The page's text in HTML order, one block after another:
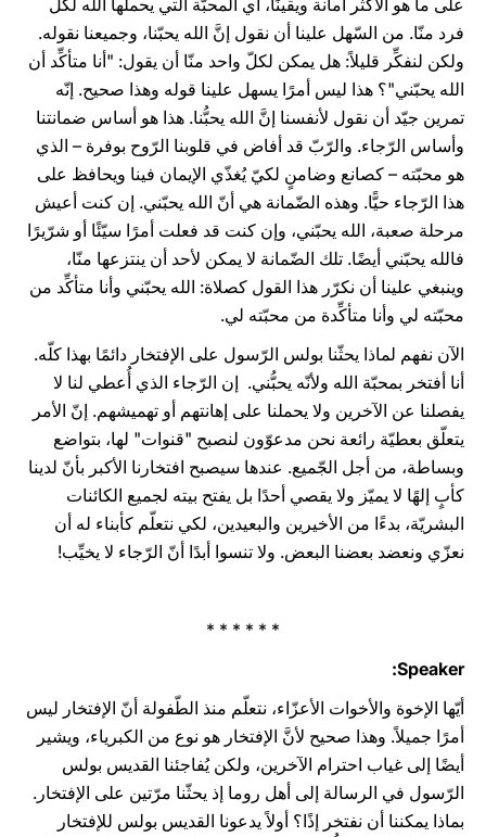
على ما هو الأكثر أمانة ويقينًا، أي المحبّة التي يحملها الله لكلّ
فرد منّا. من السّهل علينا أن نقول إنَّ الله يحبّنا، وجميعنا نقوله.
ولكن لنفكِّر قليلاً: هل يمكن لكلّ واحد منّا أن يقول: "أنا متأكِّد أن
الله يحبّني"؟ هذا ليس أمرًا يسهل علينا قوله وهذا صحيح. إنّه
تمرين جيّد أن نقول لأنفسنا إنَّ الله يحبُّنا. هذا هو أساس ضمانتنا
وأساس الرّجاء. والرّبّ قد أفاض في قلوبنا الرّوح بوفرة – الذي
هو محبّته – كصانع وضامنٍ لكيّ يُغذّي الإيمان فينا ويحافظ على
هذا الرّجاء حيًّا. وهذه الضّمانة هي أنّ الله يحبّني. إن كنت أعيش
مرحلة صعبة، الله يحبّني، وإن كنت قد فعلت أمرًا سيّئًا أو شرّيرًا
فالله يحبّني أيضًا. تلك الضّمانة لا يمكن لأحد أن ينتزعها منّا،
وينبغي علينا أن نكرّر هذا القول كصلاة: الله يحبّني وأنا متأكِّد من
محبّته لي وأنا متأكِّدة من محبّته لي.
الآن نفهم لماذا يحثّنا بولس الرّسول على الإفتخار دائمًا بهذا كلّه.
أنا أفتخر بمحبّة الله ولأنّه يحبُّني. إن الرّجاء الذي أُعطي لنا لا
يفصلنا عن الآخرين ولا يحملنا على إهانتهم أو تهميشهم. إنّ الأمر
يتعلّق بعطيّة رائعة نحن مدعوّون لنصبح "قنوات" لها، بتواضع
وبساطة، من أجل الجّميع. عندها سيصبح افتخارنا الأكبر بأنّ لدينا
كأبٍ إلهًا لا يميّز ولا يقصي أحدًا بل يفتح بيته لجميع الكائنات
البشريّة، بدءًا من الأخيرين والبعيدين، لكي نتعلّم كأبناء له أن
نعزّي ونعضد بعضنا البعض. ولا تنسوا أبدًا أنّ الرّجاء لا يخيِّب!
* * * * * *
Speaker:
أيّها الإخوة والأخوات الأعزّاء، نتعلّم منذ الطّفولة أنّ الإفتخار ليس
أمرًا جميلاً. وهذا صحيح لأنَّ الإفتخار هو نوع من الكبرياء، ويشير
أيضًا إلى غياب احترام الآخرين، ولكن يُفاجئنا القديس بولس
الرّسول في الرسالة إلى أهل روما إذ يحثّنا مرّتين على الإفتخار.
بماذا يمكننا أن نفتخر إذًا؟ أولاً يدعونا القديس بولس للإفتخار